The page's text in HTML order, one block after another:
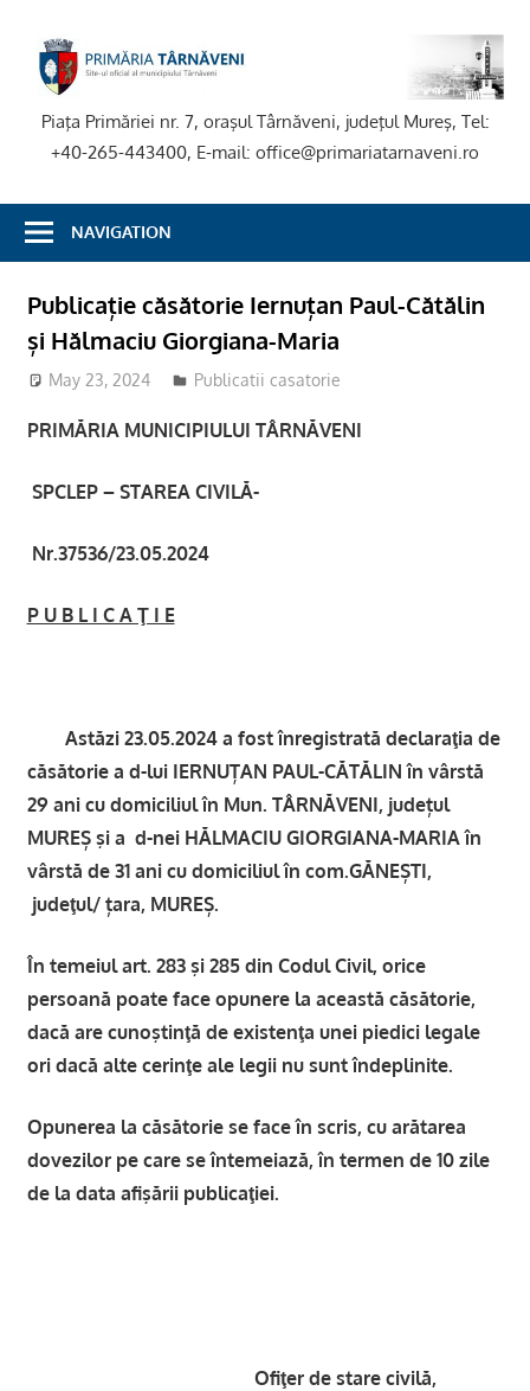
content
Piaţa Primăriei nr. 7, oraşul Târnăveni, judeţul Mureş, Tel:
+40-265-443400, E-mail: office@primariatarnaveni.ro
NAVIGATION
Publicație căsătorie Iernuțan Paul-Cătălin
și Hălmaciu Giorgiana-Maria
May 23, 2024 stciv
Publicatii casatorie
PRIMĂRIA MUNICIPIULUI TÂRNĂVENI
SPCLEP – STAREA CIVILĂ-
Nr.37536/23.05.2024
P U B L I C A Ţ I E
Astăzi 23.05.2024 a fost înregistrată declaraţia de
căsătorie a d-lui IERNUȚAN PAUL-CĂTĂLIN în vârstă
29 ani cu domiciliul în Mun. TÂRNĂVENI, județul
MUREȘ şi a d-nei HĂLMACIU GIORGIANA-MARIA în
vârstă de 31 ani cu domiciliul în com.GĂNEȘTI,
judeţul/ țara, MUREȘ.
În temeiul art. 283 şi 285 din Codul Civil, orice
persoană poate face opunere la această căsătorie,
dacă are cunoştinţă de existenţa unei piedici legale
ori dacă alte cerinţe ale legii nu sunt îndeplinite.
Opunerea la căsătorie se face în scris, cu arătarea
dovezilor pe care se întemeiază, în termen de 10 zile
de la data afişării publicaţiei.
Ofiţer de stare civilă,